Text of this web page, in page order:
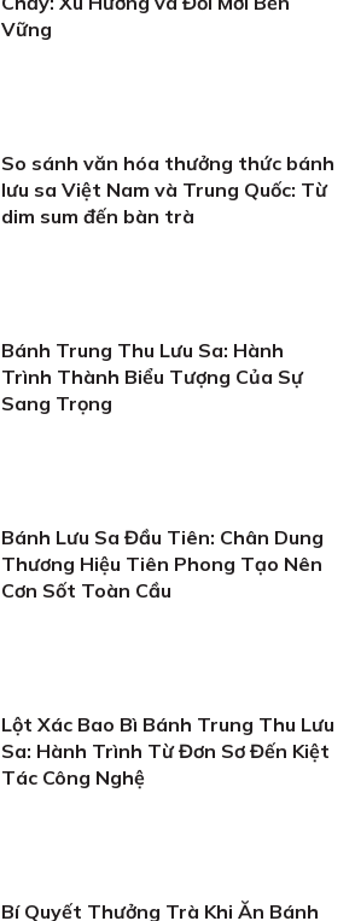
Vững
So sánh văn hóa thưởng thức bánh
lưu sa Việt Nam và Trung Quốc: Từ
dim sum đến bàn trà
Bánh Trung Thu Lưu Sa: Hành
Trình Thành Biểu Tượng Của Sự
Sang Trọng
Bánh Lưu Sa Đầu Tiên: Chân Dung
Thương Hiệu Tiên Phong Tạo Nên
Cơn Sốt Toàn Cầu
Lột Xác Bao Bì Bánh Trung Thu Lưu
Sa: Hành Trình Từ Đơn Sơ Đến Kiệt
Tác Công Nghệ
Bí Quyết Thưởng Trà Khi Ăn Bánh